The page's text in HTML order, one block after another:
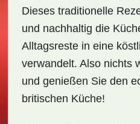
Dieses traditionelle
und nachhaltig die
Alltagsreste in eine
verwandelt. Also nichts
und genießen Sie den
britischen Küche!